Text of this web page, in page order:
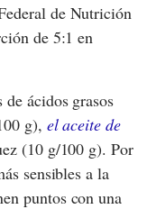
de Nutrición
de 5:1 en
ácidos grasos
g), el aceite de
(10 g/100 g). Por
sensibles a la
puntos con una